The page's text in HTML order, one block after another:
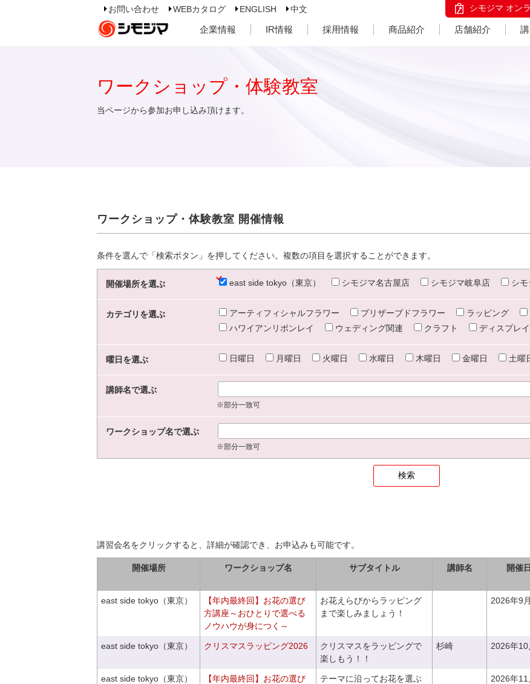
お問い合わせ WEBカタログ ENGLISH 中文 シモジマ オン
企業情報 IR情報 採用情報 商品紹介 店舗紹介
ワークショップ・体験教室
当ページから参加お申し込み頂けます。
ワークショップ・体験教室 開催情報
条件を選んで「検索ボタン」を押してください。複数の項目を選択することができます。
開催場所を選ぶ east side tokyo（東京） シモジマ名古屋店 シモジマ岐阜店 シモ
カテゴリを選ぶ アーティフィシャルフラワー プリザーブドフラワー ラッピング
ハワイアンリボンレイ
ウェディング関連 クラフト ディスプレイ
曜日を選ぶ 日曜日 月曜日 火曜日 水曜日 木曜日 金曜日 土曜
講師名で選ぶ
※部分一致可
ワークショップ名で選ぶ
※部分一致可
講習会名をクリックすると、詳細が確認でき、お申込みも可能です。
開催場所 ワークショップ名 サブタイトル 講師名 開催
east side tokyo（東京）
【年内最終回】お花の選び
方講座～おひとりで選べる
ノウハウが身につく～
お花えらびからラッピング
まで楽しみましょう！
2026年9
east side tokyo（東京） クリスマスラッピング2026
クリスマスをラッピングで
楽しもう！！
杉崎 2026年10
east side tokyo（東京）
【年内最終回】お花の選び
テーマに沿ってお花を選ぶ
2026年11